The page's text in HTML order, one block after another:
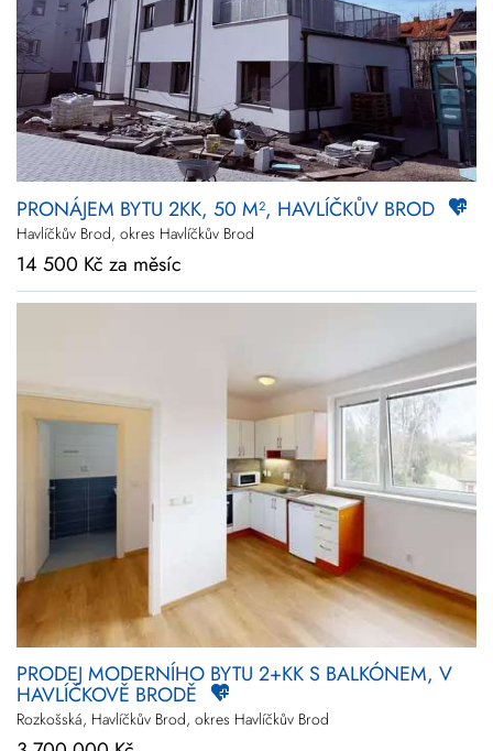
PRONÁJEM BYTU 2KK, 50 M², HAVLÍČKŮV BROD
Havlíčkův Brod, okres Havlíčkův Brod
14 500 Kč za měsíc
PRODEJ MODERNÍHO BYTU 2+KK S BALKÓNEM, V
HAVLÍČKOVĚ BRODĚ
Rozkošská, Havlíčkův Brod, okres Havlíčkův Brod